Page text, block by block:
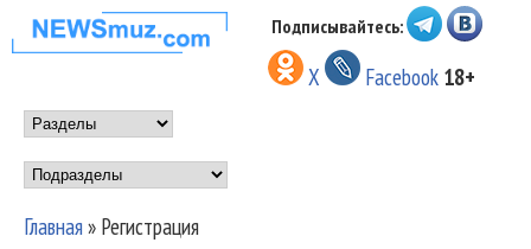
Перейти к основному
содержанию
НОВОСТИ
МУЗЫКИ И
ШОУ БИЗНЕСА
NEWSMUZ.COM
Подписывайтесь:
X Facebook 18+
Main menu
Подразделы
Главная» Регистрация